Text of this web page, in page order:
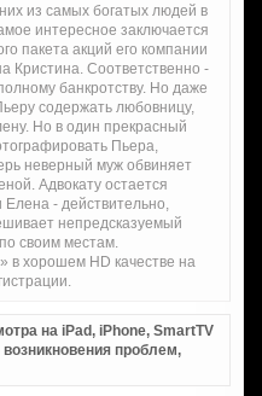
из самых богатых людей в
интересное заключается
пакета акций его компании
Кристина. Соответственно -
банкротству. Но даже
содержать любовницу,
Но в один прекрасный
Пьера,
неверный муж обвиняет
Адвокату остается
- действительно,
непредсказуемый
своим местам.
хорошем HD качестве на
на iPad, iPhone, SmartTV
проблем,